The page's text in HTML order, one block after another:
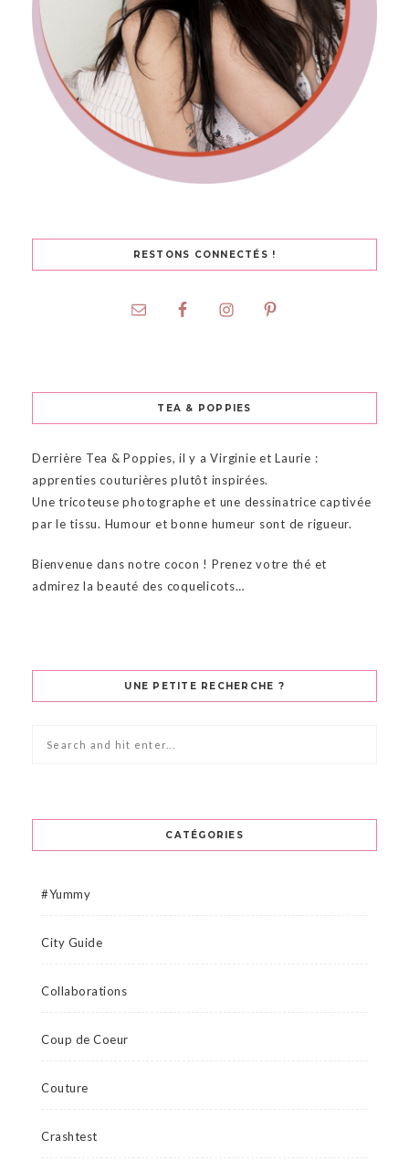
RESTONS CONNECTÉS !
TEA & POPPIES
Derrière Tea & Poppies, il y a Virginie et Laurie :
apprenties couturières plutôt inspirées.
Une tricoteuse photographe et une dessinatrice captivée
par le tissu. Humour et bonne humeur sont de rigueur.
Bienvenue dans notre cocon ! Prenez votre thé et
admirez la beauté des coquelicots…
UNE PETITE RECHERCHE ?
CATÉGORIES
#Yummy
City Guide
Collaborations
Coup de Coeur
Couture
Crashtest